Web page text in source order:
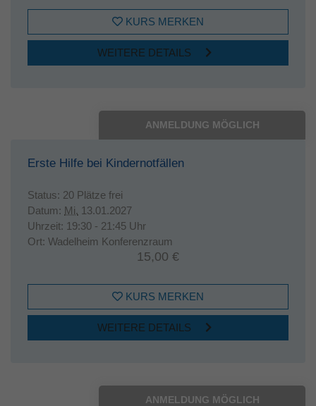
KURS MERKEN
WEITERE DETAILS
ANMELDUNG MÖGLICH
Erste Hilfe bei Kindernotfällen
Status: 20 Plätze frei
Datum: Mi. 13.01.2027
Uhrzeit: 19:30 - 21:45 Uhr
Ort: Wadelheim Konferenzraum
15,00 €
KURS MERKEN
WEITERE DETAILS
ANMELDUNG MÖGLICH